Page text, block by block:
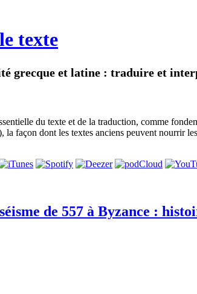
texte
grecque et latine : traduire et
du texte et de la traduction, comme
façon dont les textes anciens peuvent nourrir
de 557 à Byzance :